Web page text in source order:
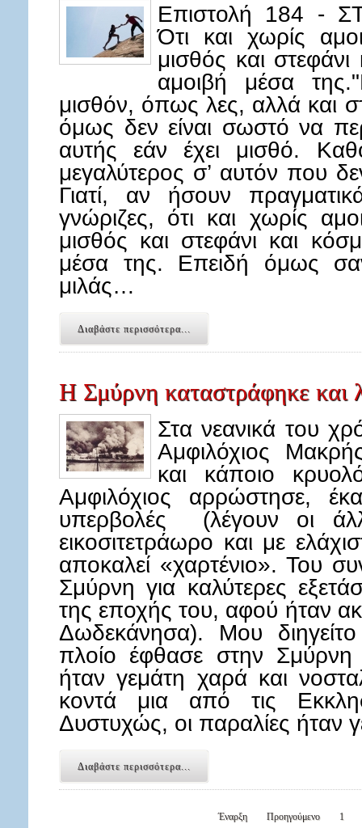
Επιστολή 184 -
Ότι και χωρίς
μισθός και
αμοιβή μέσα
μισθόν, όπως λες, αλλά και
όμως δεν είναι σωστό να
αυτής εάν έχει μισθό.
μεγαλύτερος σ’ αυτόν που
Γιατί, αν ήσουν
γνώριζες, ότι και χωρίς
μισθός και στεφάνι και
μέσα της. Επειδή όμως
μιλάς…
Διαβάστε περισσότερα...
Η Σμύρνη καταστράφηκε και
Στα νεανικά του
Αμφιλόχιος
και κάποιο
Αμφιλόχιος αρρώστησε,
υπερβολές (λέγουν οι
εικοσιτετράωρο και με
αποκαλεί «χαρτένιο». Του
Σμύρνη για καλύτερες
της εποχής του, αφού ήταν
Δωδεκάνησα). Μου
πλοίο έφθασε στην
ήταν γεμάτη χαρά και
κοντά μια από τις
Δυστυχώς, οι παραλίες
Διαβάστε περισσότερα...
Έναρξη Προηγούμενο 1